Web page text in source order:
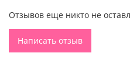
современной романтической
литературы Young Adult.
сюжетом, с яркими героями
понравится девушкам,
Отзывов еще никто не
Написать отзыв